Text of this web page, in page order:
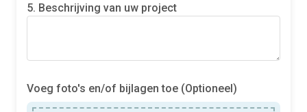
5. Beschrijving van uw project
Voeg foto's en/of bijlagen toe (Optioneel)